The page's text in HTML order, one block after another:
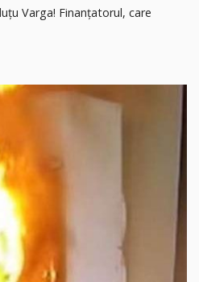
Varga! Finanțatorul, care